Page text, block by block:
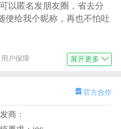
以匿名发朋友圈，省去分
便给我个昵称，再也不怕吐
时间：2024-08-18
用户保障 展开更多
官方合作
商：